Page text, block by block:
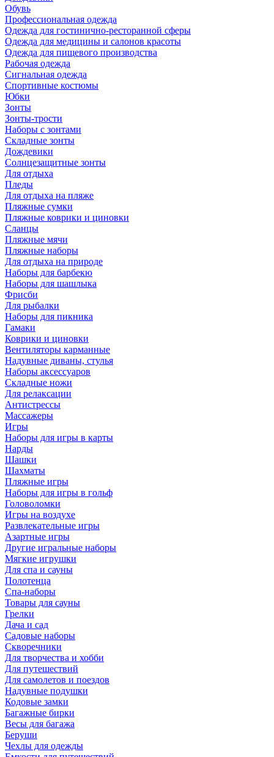
Обувь
Профессиональная одежда
Одежда для гостинично-ресторанной сферы
Одежда для медицины и салонов красоты
Одежда для пищевого производства
Рабочая одежда
Сигнальная одежда
Спортивные костюмы
Юбки
Зонты
Зонты-трости
Наборы с зонтами
Складные зонты
Дождевики
Солнцезащитные зонты
Для отдыха
Пледы
Для отдыха на пляже
Пляжные сумки
Пляжные коврики и циновки
Сланцы
Пляжные мячи
Пляжные наборы
Для отдыха на природе
Наборы для барбекю
Наборы для шашлыка
Фрисби
Для рыбалки
Наборы для пикника
Гамаки
Коврики и циновки
Вентиляторы карманные
Надувные диваны, стулья
Наборы аксессуаров
Складные ножи
Для релаксации
Антистрессы
Массажеры
Игры
Наборы для игры в карты
Нарды
Шашки
Шахматы
Пляжные игры
Наборы для игры в гольф
Головоломки
Игры на воздухе
Развлекательные игры
Азартные игры
Другие игральные наборы
Мягкие игрушки
Для спа и сауны
Полотенца
Спа-наборы
Товары для сауны
Грелки
Дача и сад
Садовые наборы
Скворечники
Для творчества и хобби
Для путешествий
Для самолетов и поездов
Надувные подушки
Кодовые замки
Багажные бирки
Весы для багажа
Беруши
Чехлы для одежды